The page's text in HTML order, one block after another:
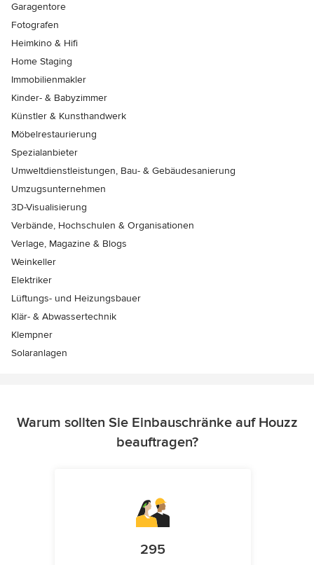
Garagentore
Fotografen
Heimkino & Hifi
Home Staging
Immobilienmakler
Kinder- & Babyzimmer
Künstler & Kunsthandwerk
Möbelrestaurierung
Spezialanbieter
Umweltdienstleistungen, Bau- & Gebäudesanierung
Umzugsunternehmen
3D-Visualisierung
Verbände, Hochschulen & Organisationen
Verlage, Magazine & Blogs
Weinkeller
Elektriker
Lüftungs- und Heizungsbauer
Klär- & Abwassertechnik
Klempner
Solaranlagen
Warum sollten Sie Einbauschränke auf Houzz
beauftragen?
295